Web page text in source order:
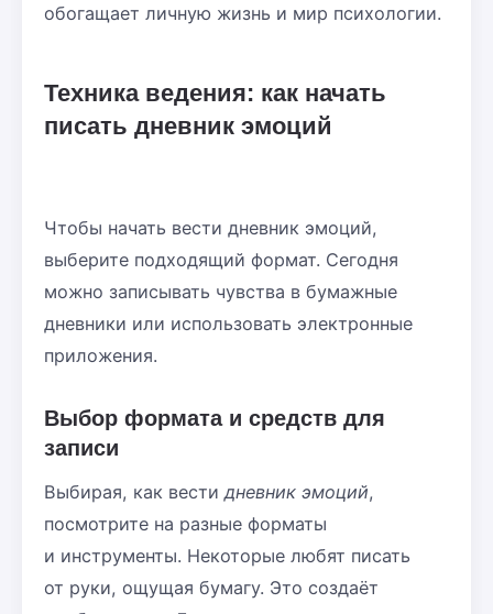
обогащает личную жизнь и мир психологии.
Техника ведения: как начать
писать дневник эмоций
Чтобы начать вести дневник эмоций,
выберите подходящий формат. Сегодня
можно записывать чувства в бумажные
дневники или использовать электронные
приложения.
Выбор формата и средств для
записи
Выбирая, как вести дневник эмоций,
посмотрите на разные форматы
и инструменты. Некоторые любят писать
от руки, ощущая бумагу. Это создаёт